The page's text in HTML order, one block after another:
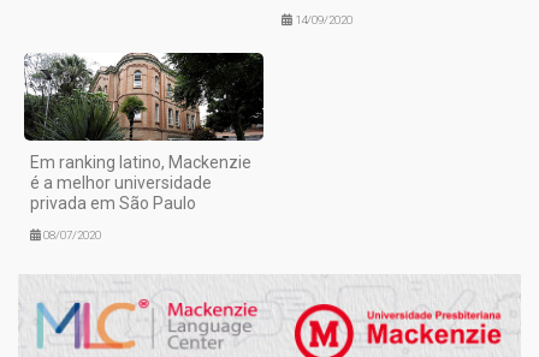
14/09/2020
Em ranking latino, Mackenzie
é a melhor universidade
privada em São Paulo
08/07/2020